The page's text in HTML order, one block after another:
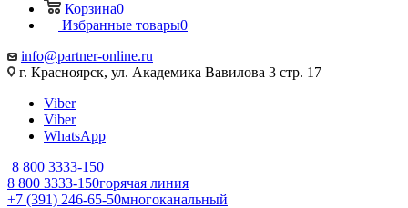
Корзина0
Избранные товары0
info@partner-online.ru
г. Красноярск, ул. Академика Вавилова 3 стр. 17
Viber
Viber
WhatsApp
8 800 3333-150
8 800 3333-150горячая линия
+7 (391) 246-65-50многоканальный